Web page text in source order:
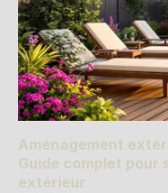
Aménagement
Guide complet pour
extérieur